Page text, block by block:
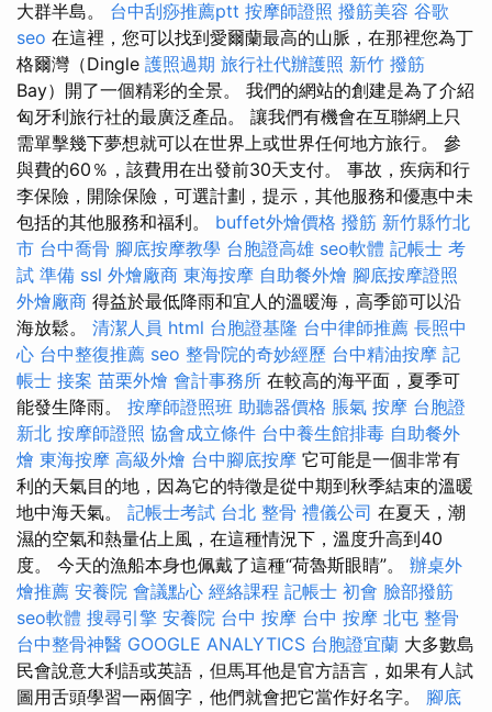
大群半島。 台中刮痧推薦ptt 按摩師證照 撥筋美容 谷歌
seo 在這裡，您可以找到愛爾蘭最高的山脈，在那裡您為丁
格爾灣（Dingle 護照過期 旅行社代辦護照 新竹 撥筋
Bay）開了一個精彩的全景。 我們的網站的創建是為了介紹
匈牙利旅行社的最廣泛產品。 讓我們有機會在互聯網上只
需單擊幾下夢想就可以在世界上或世界任何地方旅行。 參
與費的60％，該費用在出發前30天支付。 事故，疾病和行
李保險，開除保險，可選計劃，提示，其他服務和優惠中未
包括的其他服務和福利。 buffet外燴價格 撥筋 新竹縣竹北
市 台中喬骨 腳底按摩教學 台胞證高雄 seo軟體 記帳士 考
試 準備 ssl 外燴廠商 東海按摩 自助餐外燴 腳底按摩證照
外燴廠商 得益於最低降雨和宜人的溫暖海，高季節可以沿
海放鬆。 清潔人員 html 台胞證基隆 台中律師推薦 長照中
心 台中整復推薦 seo 整骨院的奇妙經歷 台中精油按摩 記
帳士 接案 苗栗外燴 會計事務所 在較高的海平面，夏季可
能發生降雨。 按摩師證照班 助聽器價格 脹氣 按摩 台胞證
新北 按摩師證照 協會成立條件 台中養生館排毒 自助餐外
燴 東海按摩 高級外燴 台中腳底按摩 它可能是一個非常有
利的天氣目的地，因為它的特徵是從中期到秋季結束的溫暖
地中海天氣。 記帳士考試 台北 整骨 禮儀公司 在夏天，潮
濕的空氣和熱量佔上風，在這種情況下，溫度升高到40
度。 今天的漁船本身也佩戴了這種“荷魯斯眼睛”。 辦桌外
燴推薦 安養院 會議點心 經絡課程 記帳士 初會 臉部撥筋
seo軟體 搜尋引擎 安養院 台中 按摩 台中 按摩 北屯 整骨
台中整骨神醫 GOOGLE ANALYTICS 台胞證宜蘭 大多數島
民會說意大利語或英語，但馬耳他是官方語言，如果有人試
圖用舌頭學習一兩個字，他們就會把它當作好名字。 腳底